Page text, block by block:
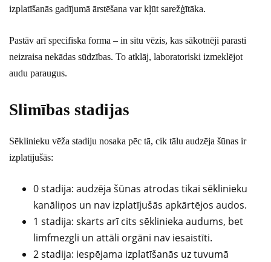
izplatīšanās gadījumā ārstēšana var kļūt sarežģītāka.
Pastāv arī specifiska forma – in situ vēzis, kas sākotnēji parasti
neizraisa nekādas sūdzības. To atklāj, laboratoriski izmeklējot
audu paraugus.
Slimības stadijas
Sēklinieku vēža stadiju nosaka pēc tā, cik tālu audzēja šūnas ir
izplatījušās:
0 stadija: audzēja šūnas atrodas tikai sēklinieku
kanāliņos un nav izplatījušās apkārtējos audos.
1 stadija: skarts arī cits sēklinieka audums, bet
limfmezgli un attāli orgāni nav iesaistīti.
2 stadija: iespējama izplatīšanās uz tuvumā